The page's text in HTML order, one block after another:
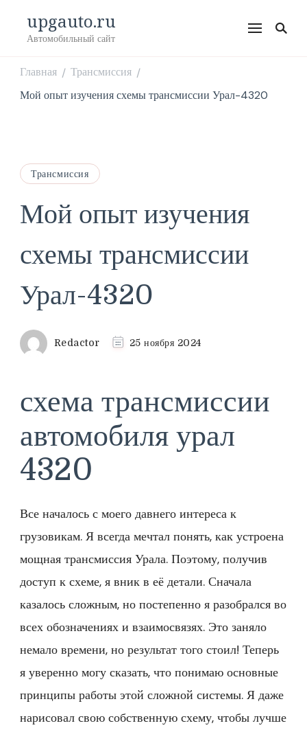
upgauto.ru
Автомобильный сайт
Главная / Трансмиссия /
Мой опыт изучения схемы трансмиссии Урал-4320
Трансмиссия
Мой опыт изучения
схемы трансмиссии
Урал-4320
Redactor 25 ноября 2024
схема трансмиссии
автомобиля урал
4320
Все началось с моего давнего интереса к
грузовикам. Я всегда мечтал понять, как устроена
мощная трансмиссия Урала. Поэтому, получив
доступ к схеме, я вник в её детали. Сначала
казалось сложным, но постепенно я разобрался во
всех обозначениях и взаимосвязях. Это заняло
немало времени, но результат того стоил! Теперь
я уверенно могу сказать, что понимаю основные
принципы работы этой сложной системы. Я даже
нарисовал свою собственную схему, чтобы лучше